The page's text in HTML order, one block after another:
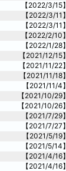
【2022/3/15】
【2022/3/11】
【2022/3/11】
【2022/2/10】
【2022/1/28】
【2021/12/15】
【2021/11/22】
【2021/11/18】
【2021/11/4】
【2021/10/29】
【2021/10/26】
【2021/7/29】
【2021/7/27】
【2021/5/19】
【2021/5/14】
【2021/4/16】
【2021/4/16】